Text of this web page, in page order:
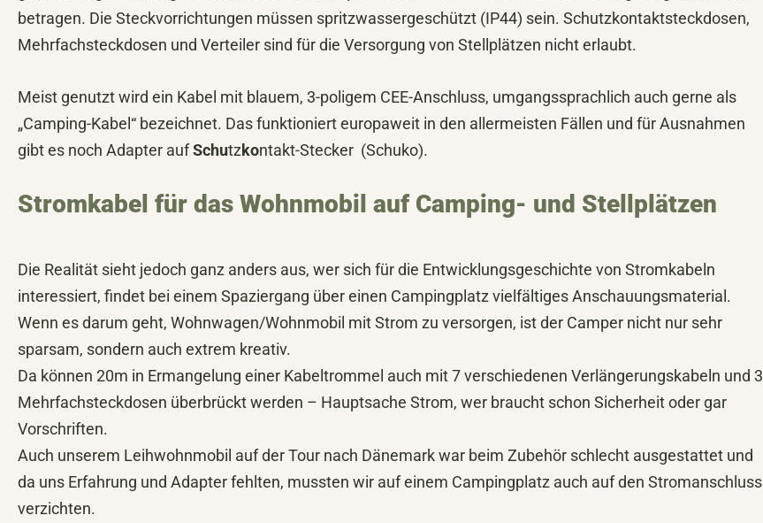
betragen. Die Steckvorrichtungen müssen spritzwassergeschützt (IP44) sein. Schutzkontaktsteckdosen,
Mehrfachsteckdosen und Verteiler sind für die Versorgung von Stellplätzen nicht erlaubt.
Meist genutzt wird ein Kabel mit blauem, 3-poligem CEE-Anschluss, umgangssprachlich auch gerne als
„Camping-Kabel“ bezeichnet. Das funktioniert europaweit in den allermeisten Fällen und für Ausnahmen
gibt es noch Adapter aufSchutzkontakt-Stecker (Schuko).
Stromkabel für das Wohnmobil auf Camping- und Stellplätzen
Die Realität sieht jedoch ganz anders aus, wer sich für die Entwicklungsgeschichte von Stromkabeln
interessiert, findet bei einem Spaziergang über einen Campingplatz vielfältiges Anschauungsmaterial.
Wenn es darum geht, Wohnwagen/Wohnmobil mit Strom zu versorgen, ist der Camper nicht nur sehr
sparsam, sondern auch extrem kreativ.
Da können 20m in Ermangelung einer Kabeltrommel auch mit 7 verschiedenen Verlängerungskabeln und 3
Mehrfachsteckdosen überbrückt werden – Hauptsache Strom, wer braucht schon Sicherheit oder gar
Vorschriften.
Auch unserem Leihwohnmobil auf der Tour nach Dänemark war beim Zubehör schlecht ausgestattet und
da uns Erfahrung und Adapter fehlten, mussten wir auf einem Campingplatz auch auf den Stromanschluss
verzichten.